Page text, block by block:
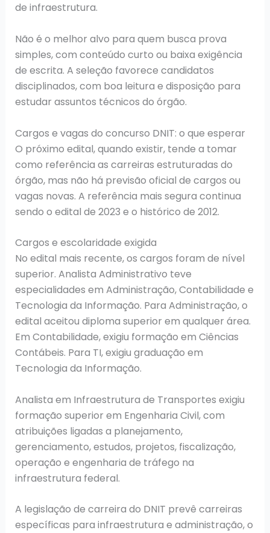
de infraestrutura.
Não é o melhor alvo para quem busca prova
simples, com conteúdo curto ou baixa exigência
de escrita. A seleção favorece candidatos
disciplinados, com boa leitura e disposição para
estudar assuntos técnicos do órgão.
Cargos e vagas do concurso DNIT: o que esperar
O próximo edital, quando existir, tende a tomar
como referência as carreiras estruturadas do
órgão, mas não há previsão oficial de cargos ou
vagas novas. A referência mais segura continua
sendo o edital de 2023 e o histórico de 2012.
Cargos e escolaridade exigida
No edital mais recente, os cargos foram de nível
superior. Analista Administrativo teve
especialidades em Administração, Contabilidade e
Tecnologia da Informação. Para Administração, o
edital aceitou diploma superior em qualquer área.
Em Contabilidade, exigiu formação em Ciências
Contábeis. Para TI, exigiu graduação em
Tecnologia da Informação.
Analista em Infraestrutura de Transportes exigiu
formação superior em Engenharia Civil, com
atribuições ligadas a planejamento,
gerenciamento, estudos, projetos, fiscalização,
operação e engenharia de tráfego na
infraestrutura federal.
A legislação de carreira do DNIT prevê carreiras
específicas para infraestrutura e administração, o